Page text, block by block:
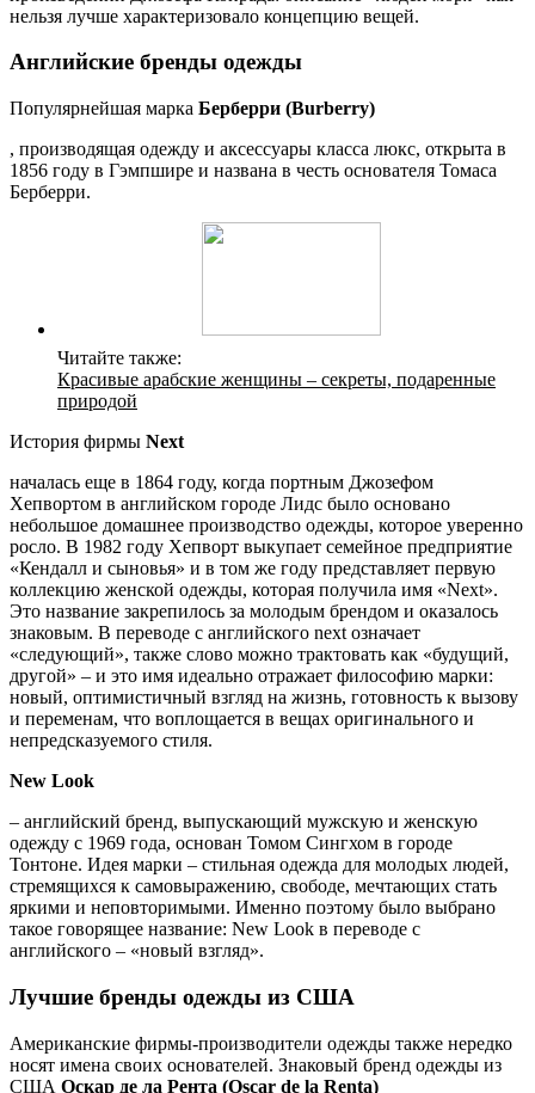
нельзя лучше характеризовало концепцию вещей.
Английские бренды одежды
Популярнейшая марка Берберри (Burberry)
, производящая одежду и аксессуары класса люкс, открыта в
1856 году в Гэмпшире и названа в честь основателя Томаса
Берберри.
Читайте также:
Красивые арабские женщины – секреты, подаренные
природой
История фирмы Next
началась еще в 1864 году, когда портным Джозефом
Хепвортом в английском городе Лидс было основано
небольшое домашнее производство одежды, которое уверенно
росло. В 1982 году Хепворт выкупает семейное предприятие
«Кендалл и сыновья» и в том же году представляет первую
коллекцию женской одежды, которая получила имя «Next».
Это название закрепилось за молодым брендом и оказалось
знаковым. В переводе с английского next означает
«следующий», также слово можно трактовать как «будущий,
другой» – и это имя идеально отражает философию марки:
новый, оптимистичный взгляд на жизнь, готовность к вызову
и переменам, что воплощается в вещах оригинального и
непредсказуемого стиля.
New Look
– английский бренд, выпускающий мужскую и женскую
одежду с 1969 года, основан Томом Сингхом в городе
Тонтоне. Идея марки – стильная одежда для молодых людей,
стремящихся к самовыражению, свободе, мечтающих стать
яркими и неповторимыми. Именно поэтому было выбрано
такое говорящее название: New Look в переводе с
английского – «новый взгляд».
Лучшие бренды одежды из США
Американские фирмы-производители одежды также нередко
носят имена своих основателей. Знаковый бренд одежды из
США Оскар де ла Рента (Oscar de la Renta)